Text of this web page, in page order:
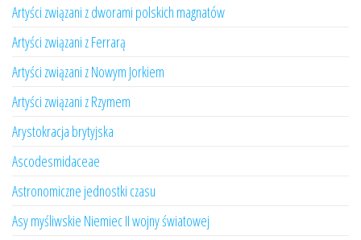
Artyści związani z dworami polskich magnatów
Artyści związani z Ferrarą
Artyści związani z Nowym Jorkiem
Artyści związani z Rzymem
Arystokracja brytyjska
Ascodesmidaceae
Astronomiczne jednostki czasu
Asy myśliwskie Niemiec II wojny światowej